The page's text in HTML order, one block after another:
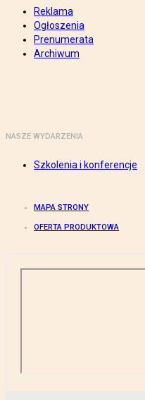
Reklama
Ogłoszenia
Prenumerata
Archiwum
NASZE WYDARZENIA
Szkolenia i konferencje
MAPA STRONY
OFERTA PRODUKTOWA